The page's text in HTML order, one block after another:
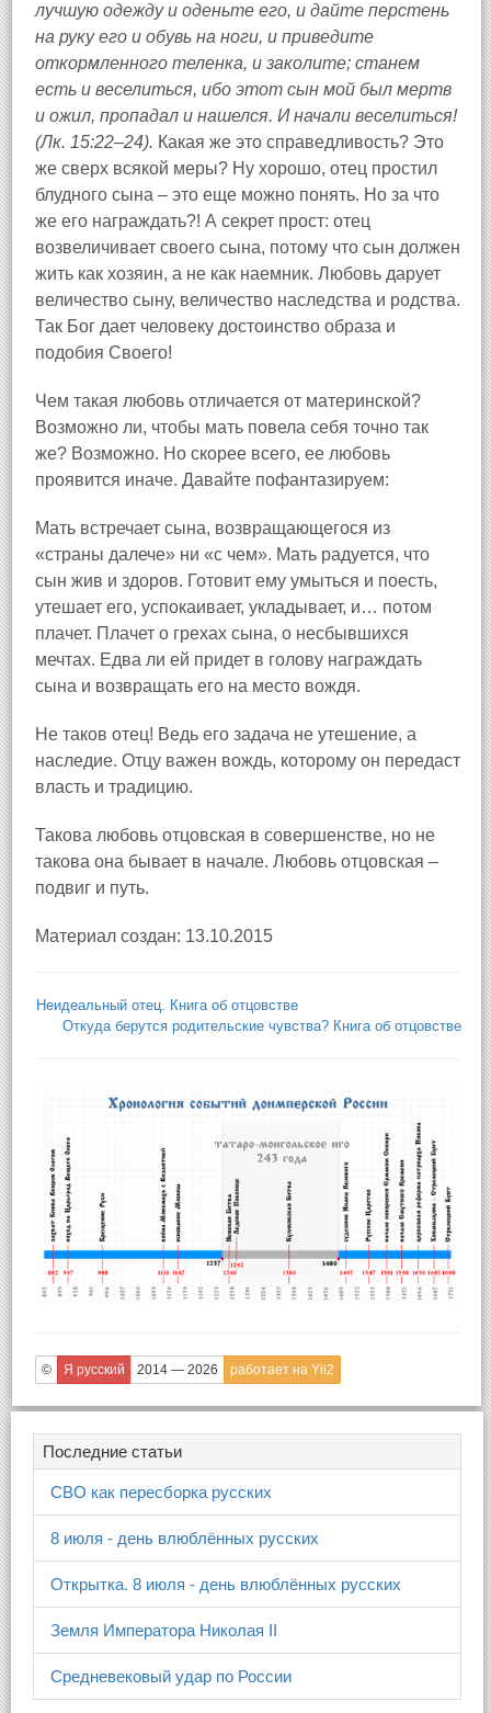
лучшую одежду и оденьте его, и дайте перстень
на руку его и обувь на ноги, и приведите
откормленного теленка, и заколите; станем
есть и веселиться, ибо этот сын мой был мертв
и ожил, пропадал и нашелся. И начали веселиться!
(Лк. 15:22–24). Какая же это справедливость? Это
же сверх всякой меры? Ну хорошо, отец простил
блудного сына – это еще можно понять. Но за что
же его награждать?! А секрет прост: отец
возвеличивает своего сына, потому что сын должен
жить как хозяин, а не как наемник. Любовь дарует
величество сыну, величество наследства и родства.
Так Бог дает человеку достоинство образа и
подобия Своего!
Чем такая любовь отличается от материнской?
Возможно ли, чтобы мать повела себя точно так
же? Возможно. Но скорее всего, ее любовь
проявится иначе. Давайте пофантазируем:
Мать встречает сына, возвращающегося из
«страны далече» ни «с чем». Мать радуется, что
сын жив и здоров. Готовит ему умыться и поесть,
утешает его, успокаивает, укладывает, и… потом
плачет. Плачет о грехах сына, о несбывшихся
мечтах. Едва ли ей придет в голову награждать
сына и возвращать его на место вождя.
Не таков отец! Ведь его задача не утешение, а
наследие. Отцу важен вождь, которому он передаст
власть и традицию.
Такова любовь отцовская в совершенстве, но не
такова она бывает в начале. Любовь отцовская –
подвиг и путь.
Материал создан: 13.10.2015
Неидеальный отец. Книга об отцовстве
Откуда берутся родительские чувства? Книга об отцовстве
© Я русский 2014 — 2026 работает на Yii2
Последние статьи
СВО как пересборка русских
8 июля - день влюблённых русских
Открытка. 8 июля - день влюблённых русских
Земля Императора Николая II
Средневековый удар по России